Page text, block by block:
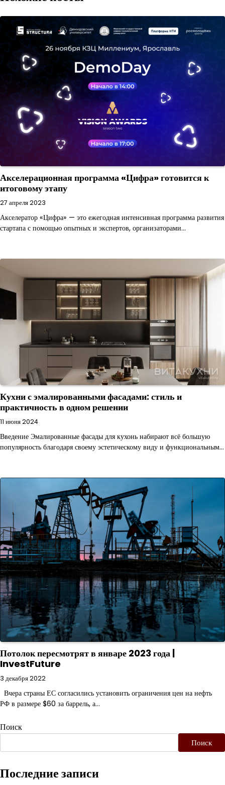
Акселерационная программа «Цифра» готовится к
итоговому этапу
27 апреля 2023
Акселератор «Цифра» — это ежегодная интенсивная программа развития
стартапа с помощью опытных и экспертов, организаторами…
Кухни с эмалированными фасадами: стиль и
практичность в одном решении
11 июня 2024
Введение Эмалированные фасады для кухонь набирают всё большую
популярность благодаря своему эстетическому виду и функциональным…
Потолок пересмотрят в январе 2023 года |
InvestFuture
3 декабря 2022
Вчера страны ЕС согласились установить ограничения цен на нефть
РФ в размере $60 за баррель, а…
Поиск
Поиск
Последние записи